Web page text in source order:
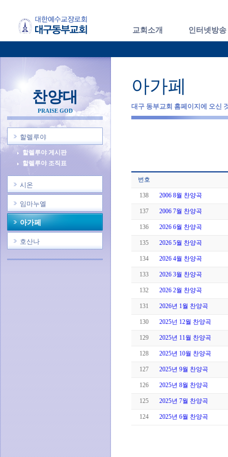
교회소개 인터넷방송
찬양대
PRAISE GOD
할렐루야
할렐루야 게시판
할렐루야 조직표
시온
임마누엘
아가페
호산나
아가페
대구 동부교회 홈페이지에 오신
번호
138 2006 8월 찬양곡
137 2006 7월 찬양곡
136 2026 6월 찬양곡
135 2026 5월 찬양곡
134 2026 4월 찬양곡
133 2026 3월 찬양곡
132 2026 2월 찬양곡
131 2026년 1월 찬양곡
130 2025넌 12월 찬양곡
129 2025년 11월 찬양곡
128 2025년 10월 찬양곡
127 2025년 9월 찬양곡
126 2025년 8월 찬양곡
125 2025년 7월 찬양곡
124 2025년 6월 찬양곡